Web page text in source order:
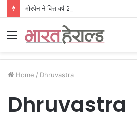
Menu
Home / Dhruvastra
Dhruvastra